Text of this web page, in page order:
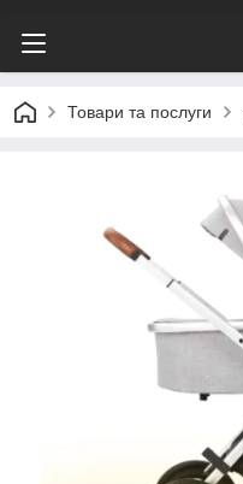
Товари та послуги